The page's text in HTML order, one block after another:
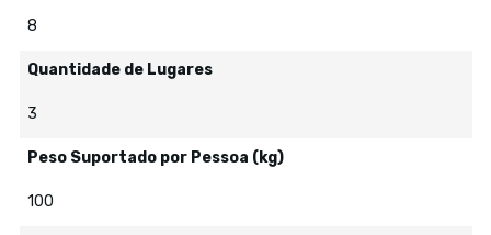
8
Quantidade de Lugares
3
Peso Suportado por Pessoa (kg)
100